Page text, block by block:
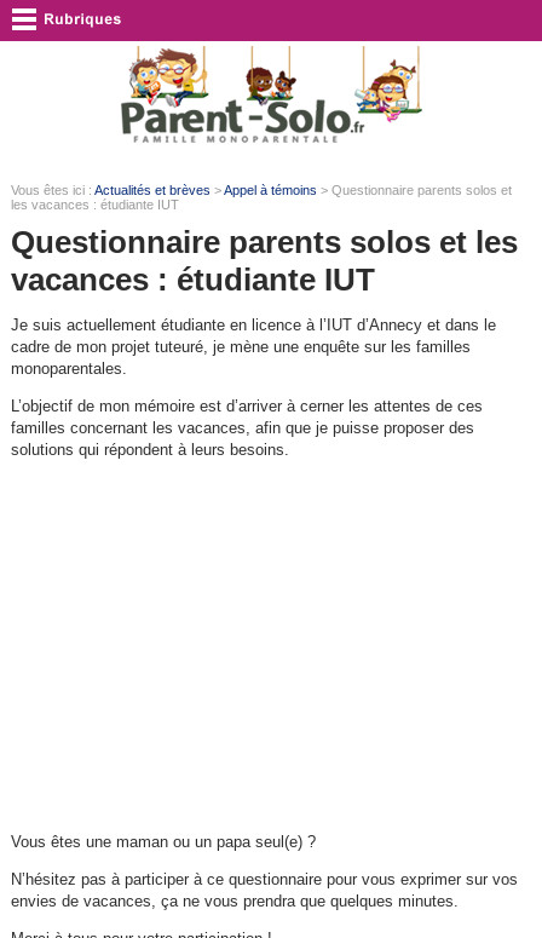
Vous êtes ici : Actualités et brèves >Appel à témoins > Questionnaire parents solos et
les vacances : étudiante IUT
Questionnaire parents solos et les
vacances : étudiante IUT
Je suis actuellement étudiante en licence à l’IUT d’Annecy et dans le
cadre de mon projet tuteuré, je mène une enquête sur les familles
monoparentales.
L’objectif de mon mémoire est d’arriver à cerner les attentes de ces
familles concernant les vacances, afin que je puisse proposer des
solutions qui répondent à leurs besoins.
Vous êtes une maman ou un papa seul(e) ?
N’hésitez pas à participer à ce questionnaire pour vous exprimer sur vos
envies de vacances, ça ne vous prendra que quelques minutes.